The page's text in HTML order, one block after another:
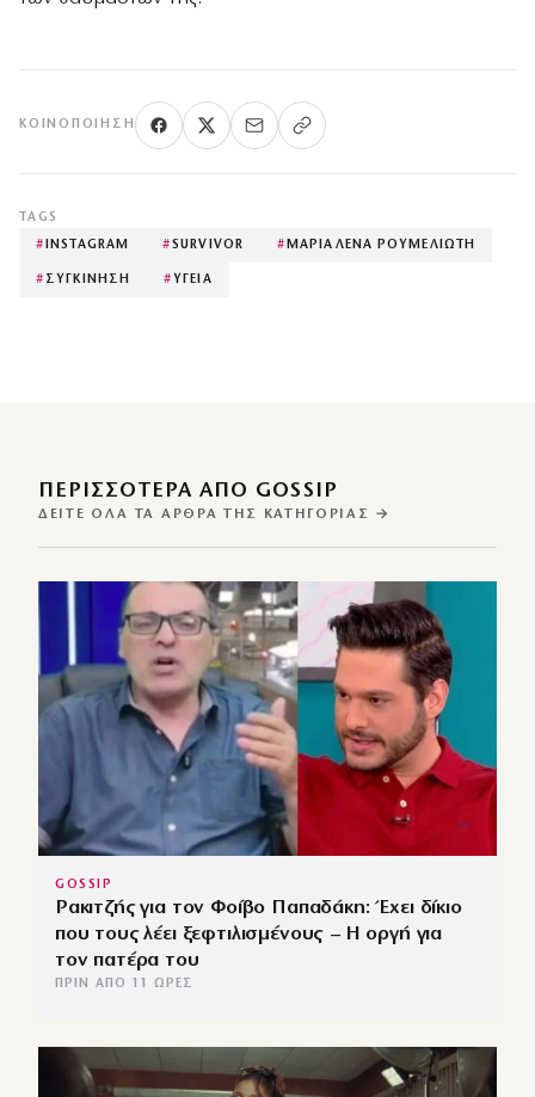
ΚΟΙΝΟΠΟΊΗΣΗ
TAGS
# INSTAGRAM #SURVIVOR # ΜΑΡΙΑΛΕΝΑ ΡΟΥΜΕΛΙΩΤΗ
# ΣΥΓΚΙΝΗΣΗ # ΥΓΕΙΑ
ΠΕΡΙΣΣΌΤΕΡΑ ΑΠΌ GOSSIP
ΔΕΊΤΕ ΌΛΑ ΤΑ ΆΡΘΡΑ ΤΗΣ ΚΑΤΗΓΟΡΊΑΣ →
GOSSIP
Ρακιτζής για τον Φοίβο Παπαδάκη: Έχει δίκιο
που τους λέει ξεφτιλισμένους – Η οργή για
τον πατέρα του
ΠΡΙΝ ΑΠΌ 11 ΏΡΕΣ